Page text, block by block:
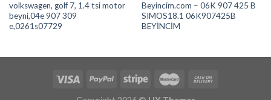
volkswagen, golf 7, 1.4 tsi motor
beyni,04e 907 309
e,0261s07729
Beyincim.com – 06K 907 425 B
SIMOS18.1 06K907425B
BEYİNCİM